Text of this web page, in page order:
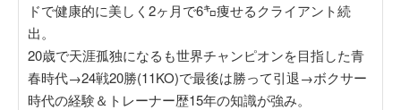
ドで健康的に美しく2ヶ月で6㌔痩せるクライアント続
出。
20歳で天涯孤独になるも世界チャンピオンを目指した青
春時代→24戦20勝(11KO)で最後は勝って引退→ボクサー
時代の経験＆トレーナー歴15年の知識が強み。